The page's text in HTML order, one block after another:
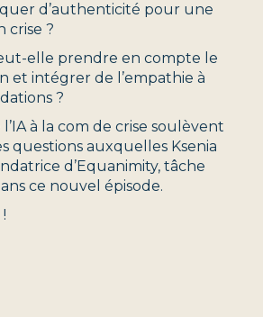
d’authenticité pour une
crise ?
elle prendre en compte le
et intégrer de l’empathie à
?
à la com de crise soulèvent
questions auxquelles Ksenia
d’Equanimity, tâche
ce nouvel épisode.